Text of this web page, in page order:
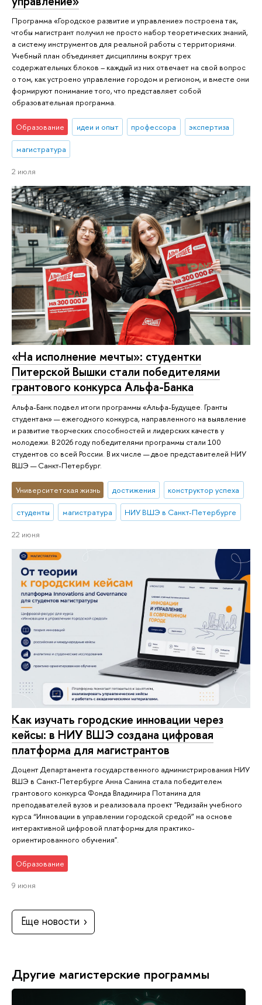
Программа «Городское развитие и управление» построена так,
чтобы магистрант получил не просто набор теоретических знаний,
а систему инструментов для реальной работы с территориями.
Учебный план объединяет дисциплины вокруг трех
содержательных блоков – каждый из них отвечает на свой вопрос
о том, как устроено управление городом и регионом, и вместе они
формируют понимание того, что представляет собой
образовательная программа.
Образование идеи и опыт профессора экспертиза
магистратура
2 июля
«На исполнение мечты»: студентки
Питерской Вышки стали победителями
грантового конкурса Альфа-Банка
Альфа-Банк подвел итоги программы «Альфа-Будущее. Гранты
студентам» — ежегодного конкурса, направленного на выявление
и развитие творческих способностей и лидерских качеств у
молодежи. В 2026 году победителями программы стали 100
студентов со всей России. В их числе — двое представителей НИУ
ВШЭ — Санкт-Петербург.
Университетская жизнь достижения конструктор успеха
студенты магистратура НИУ ВШЭ в Санкт-Петербурге
22 июня
Как изучать городские инновации через
кейсы: в НИУ ВШЭ создана цифровая
платформа для магистрантов
Доцент Департамента государственного администрирования НИУ
ВШЭ в Санкт-Петербурге Анна Санина стала победителем
грантового конкурса Фонда Владимира Потанина для
преподавателей вузов и реализовала проект "Редизайн учебного
курса “Инновации в управлении городской средой” на основе
интерактивной цифровой платформы для практико-
ориентированного обучения".
Образование
9 июня
Еще новости
Другие магистерские программы